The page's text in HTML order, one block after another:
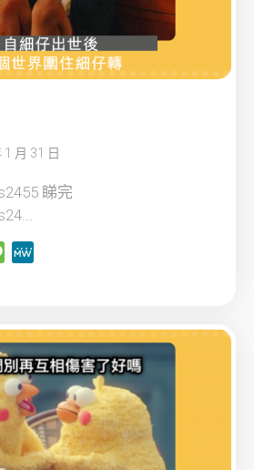
1 月 31 日
睇完
Message